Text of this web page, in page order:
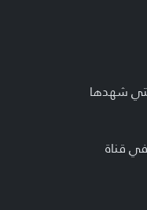
شهدها
قناة